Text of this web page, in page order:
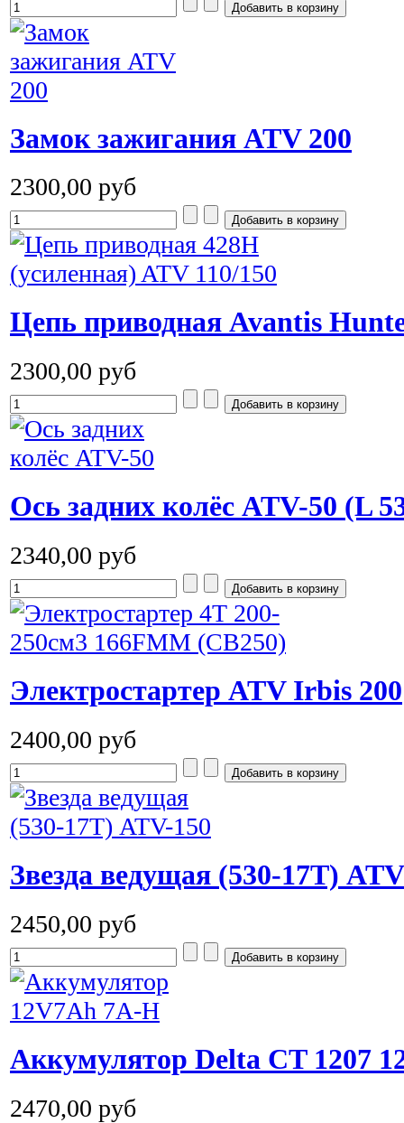
Замок зажигания ATV 200
2300,00 руб
Цепь приводная Avantis
2300,00 руб
Ось задних колёс ATV-50 (L
2340,00 руб
Электростартер ATV Irbis 200
2400,00 руб
Звезда ведущая (530-17T)
2450,00 руб
Аккумулятор Delta CT 1207
2470,00 руб